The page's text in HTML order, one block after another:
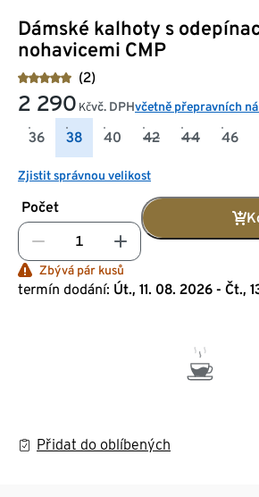
Dámské kalhoty s
nohavicemi CMP
(2)
2 290 Kčvč. DPHvčetně přepravních
36 38 40 42 44 46
Zjistit správnou velikost
Počet
Zbývá pár kusů
termín dodání: Út., 11. 08. 2026 - Čt.,
Přidat do oblíbených